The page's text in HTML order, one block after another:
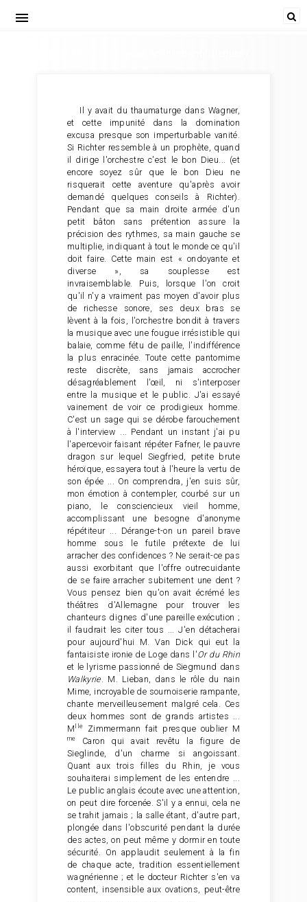
menu
Il y avait du thaumaturge dans Wagner,
et cette impunité dans la domination
excusa presque son imperturbable vanité.
Si Richter ressemble à un prophète, quand
il dirige l'orchestre c'est le bon Dieu... (et
encore soyez sûr que le bon Dieu ne
risquerait cette aventure qu'après avoir
demandé quelques conseils à Richter).
Pendant que sa main droite armée d'un
petit bâton sans prétention assure la
précision des rythmes, sa main gauche se
multiplie, indiquant à tout le monde ce qu'il
doit faire. Cette main est « ondoyante et
diverse », sa souplesse est
invraisemblable. Puis, lorsque l'on croit
qu'il n'y a vraiment pas moyen d'avoir plus
de richesse sonore, ses deux bras se
lèvent à la fois, l'orchestre bondit à travers
la musique avec une fougue irrésistible qui
balaie, comme fétu de paille, l'indifférence
la plus enracinée. Toute cette pantomime
reste discrète, sans jamais accrocher
désagréablement l'œil, ni s'interposer
entre la musique et le public. J'ai essayé
vainement de voir ce prodigieux homme.
C'est un sage qui se dérobe farouchement
à l'interview ... Pendant un instant j'ai pu
l'apercevoir faisant répéter Fafner, le pauvre
dragon sur lequel Siegfried, petite brute
héroïque, essayera tout à l'heure la vertu de
son épée ... On comprendra, j'en suis sûr,
mon émotion à contempler, courbé sur un
piano, le consciencieux vieil homme,
accomplissant une besogne d'anonyme
répétiteur ... Dérange-t-on un pareil brave
homme sous le futile prétexte de lui
arracher des confidences ? Ne serait-ce pas
aussi exorbitant que l'offre outrecuidante
de se faire arracher subitement une dent ?
Vous pensez bien qu'on avait écrémé les
théâtres d'Allemagne pour trouver les
chanteurs dignes d'une pareille exécution ;
il faudrait les citer tous ... J'en détacherai
pour aujourd'hui M. Van Dick qui eut la
fantaisiste ironie de Loge dans l'Or du Rhin
et le lyrisme passionné de Siegmund dans
Walkyrie. M. Lieban, dans le rôle du nain
Mime, incroyable de sournoiserie rampante,
chante merveilleusement malgré cela. Ces
deux hommes sont de grands artistes ...
Mlle Zimmermann fait presque oublier M
me
Caron qui avait revêtu la figure de
Sieglinde, d'un charme si angoissant.
Quant aux trois filles du Rhin, je vous
souhaiterai simplement de les entendre ...
Le public anglais écoute avec une attention,
on peut dire forcenée. S'il y a ennui, cela ne
se trahit jamais ; la salle étant, d'autre part,
plongée dans l'obscurité pendant la durée
des actes, on peut même y dormir en toute
sécurité. On applaudit seulement à la fin
de chaque acte, tradition essentiellement
wagnérienne ; et le docteur Richter s'en va
content, insensible aux ovations, peut-être